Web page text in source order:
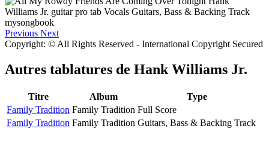
Previous Next
Copyright: © All Rights Reserved - International Copyright Secured
Autres tablatures de Hank Williams Jr.
Titre Album
Type
Family Tradition Family Tradition Full Score
Family Tradition Family Tradition Guitars, Bass & Backing Track